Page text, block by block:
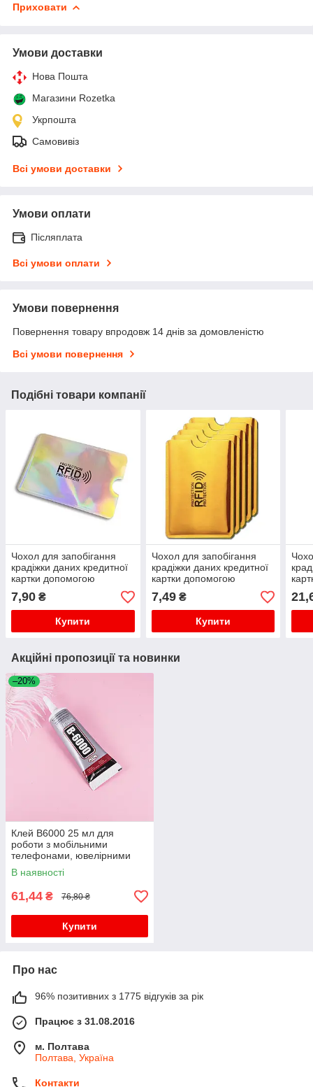
Приховати
Умови доставки
Нова Пошта
Магазини Rozetka
Укрпошта
Самовивіз
Всі умови доставки
Умови оплати
Післяплата
Всі умови оплати
Умови повернення
Повернення товару впродовж 14 днів за домовленістю
Всі умови повернення
Подібні товари компанії
Чохол для запобігання
крадіжки даних кредитної
картки допомогою
безконтактного доступу
7,90 ₴
Купити
Чохол для запобігання
крадіжки даних кредитної
картки допомогою
безконтактного доступу
7,49₴
Купити
Акційні пропозиції та новинки
–20%
Клей B6000 25 мл для
роботи з мобільними
телефонами, ювелірними
виробами, біжутерією
В наявності
61,44 ₴ 76,80 ₴
Купити
Про нас
96% позитивних з 1775 відгуків за рік
Працює з 31.08.2016
м. Полтава
Полтава, Україна
Контакти